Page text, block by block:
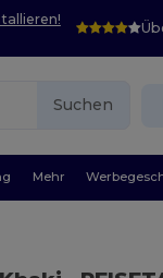
Suchen
Mehr